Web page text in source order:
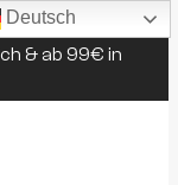
& ab 99€ in
Deutsch